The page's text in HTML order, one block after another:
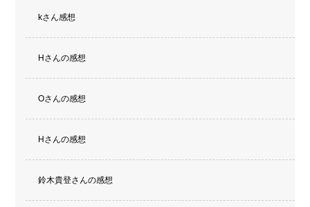
kさん感想
Hさんの感想
Oさんの感想
Hさんの感想
鈴木貴登さんの感想